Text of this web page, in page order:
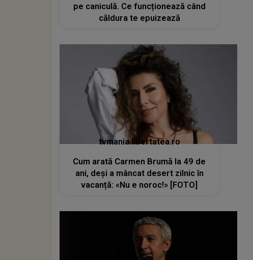
pe caniculă. Ce funcționează când
căldura te epuizează
tvmania.libertatea.ro
Cum arată Carmen Brumă la 49 de
ani, deși a mâncat desert zilnic în
vacanță: «Nu e noroc!» [FOTO]